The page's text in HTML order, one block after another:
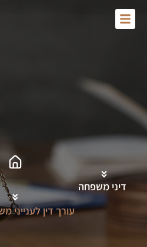
Skip
דיני משפחה
עורך דין לענייני